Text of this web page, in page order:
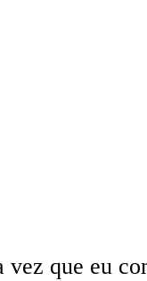
vez que eu